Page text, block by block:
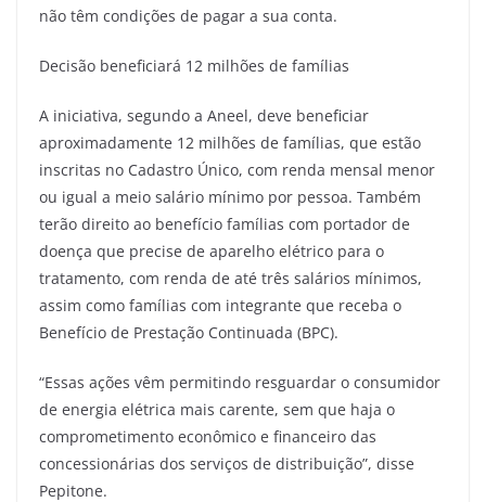
não têm condições de pagar a sua conta.
Decisão beneficiará 12 milhões de famílias
A iniciativa, segundo a Aneel, deve beneficiar
aproximadamente 12 milhões de famílias, que estão
inscritas no Cadastro Único, com renda mensal menor
ou igual a meio salário mínimo por pessoa. Também
terão direito ao benefício famílias com portador de
doença que precise de aparelho elétrico para o
tratamento, com renda de até três salários mínimos,
assim como famílias com integrante que receba o
Benefício de Prestação Continuada (BPC).
“Essas ações vêm permitindo resguardar o consumidor
de energia elétrica mais carente, sem que haja o
comprometimento econômico e financeiro das
concessionárias dos serviços de distribuição”, disse
Pepitone.